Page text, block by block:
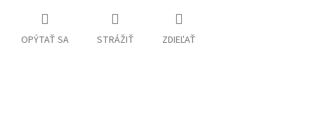
OPÝTAŤ SA STRÁŽIŤ ZDIEĽAŤ